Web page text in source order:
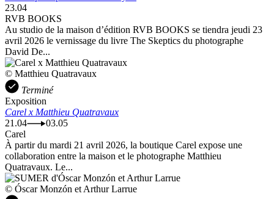
23.04
RVB BOOKS
Au studio de la maison d’édition RVB BOOKS se tiendra jeudi 23
avril 2026 le vernissage du livre The Skeptics du photographe
David De...
© Matthieu Quatravaux
Terminé
Exposition
Carel x Matthieu Quatravaux
21.04
03.05
Carel
À partir du mardi 21 avril 2026, la boutique Carel expose une
collaboration entre la maison et le photographe Matthieu
Quatravaux. Le...
© Óscar Monzón et Arthur Larrue